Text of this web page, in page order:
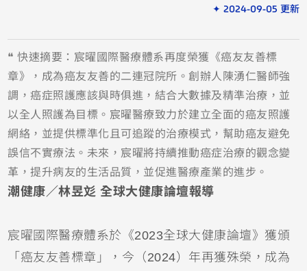
✦ 2024-09-05 更新
❝ 快速摘要：宸曜國際醫療體系再度榮獲《癌友友善標
章》，成為癌友友善的二連冠院所。創辦人陳湧仁醫師強
調，癌症照護應該與時俱進，結合大數據及精準治療，並
以全人照護為目標。宸曜醫療致力於建立全面的癌友照護
網絡，並提供標準化且可追蹤的治療模式，幫助癌友避免
誤信不實療法。未來，宸曜將持續推動癌症治療的觀念變
革，提升病友的生活品質，並促進醫療產業的進步。
潮健康／林昱彣 全球大健康論壇報導
宸曜國際醫療體系於《2023全球大健康論壇》獲頒
「癌友友善標章」，今（2024）年再獲殊榮，成為